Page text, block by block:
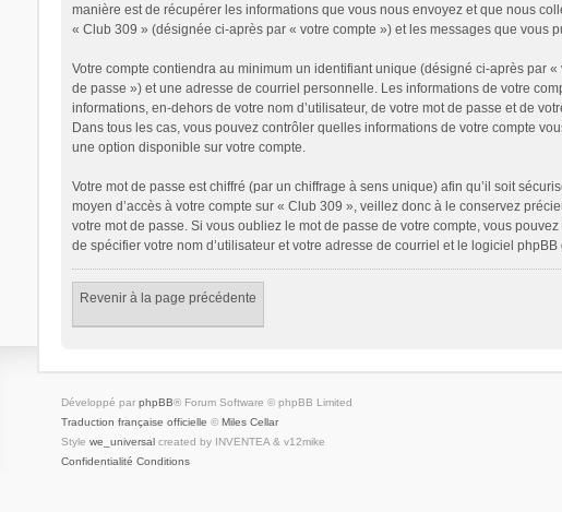
manière est de récupérer les informations que vous nous envoyez et que nous
« Club 309 » (désignée ci-après par « votre compte ») et les messages que
Votre compte contiendra au minimum un identifiant unique (désigné ci-après par
de passe ») et une adresse de courriel personnelle. Les informations de votre
informations, en-dehors de votre nom d’utilisateur, de votre mot de passe et de
Dans tous les cas, vous pouvez contrôler quelles informations de votre compte
une option disponible sur votre compte.
Votre mot de passe est chiffré (par un chiffrage à sens unique) afin qu’il soit
moyen d’accès à votre compte sur « Club 309 », veillez donc à le conservez
votre mot de passe. Si vous oubliez le mot de passe de votre compte, vous
de spécifier votre nom d’utilisateur et votre adresse de courriel et le logiciel
Revenir à la page précédente
Développé par phpBB® Forum Software © phpBB Limited
Traduction française officielle © Miles Cellar
Style we_universalcreated by INVENTEA & v12mike
Confidentialité Conditions